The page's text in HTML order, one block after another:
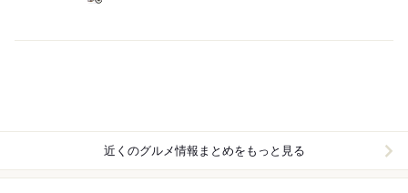
近くのグルメ情報まとめをもっと見る